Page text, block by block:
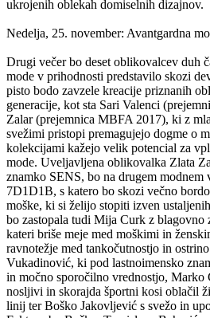
ukrojenih oblekah domiselnih dizajnov.
Nedelja, 25. november: Avantgardna
Drugi večer bo deset oblikovalcev duh
mode v prihodnosti predstavilo skozi
pisto bodo zavzele kreacije priznanih
generacije, kot sta Sari Valenci
Zalar (prejemnica MBFA 2017), ki z
svežimi pristopi premagujejo dogme o
kolekcijami kažejo velik potencial za
mode. Uveljavljena oblikovalka Zlata
znamko SENS, bo na drugem modnem
7D1D1B, s katero bo skozi večno
moške, ki si želijo stopiti izven
bo zastopala tudi Mija Curk z blagovno
kateri briše meje med moškimi in
ravnotežje med tankočutnostjo in
Vukadinović, ki pod lastnoimensko
in močno sporočilno vrednostjo,
nosljivi in skorajda športni kosi oblačil
linij ter Boško Jakovljević s svežo in